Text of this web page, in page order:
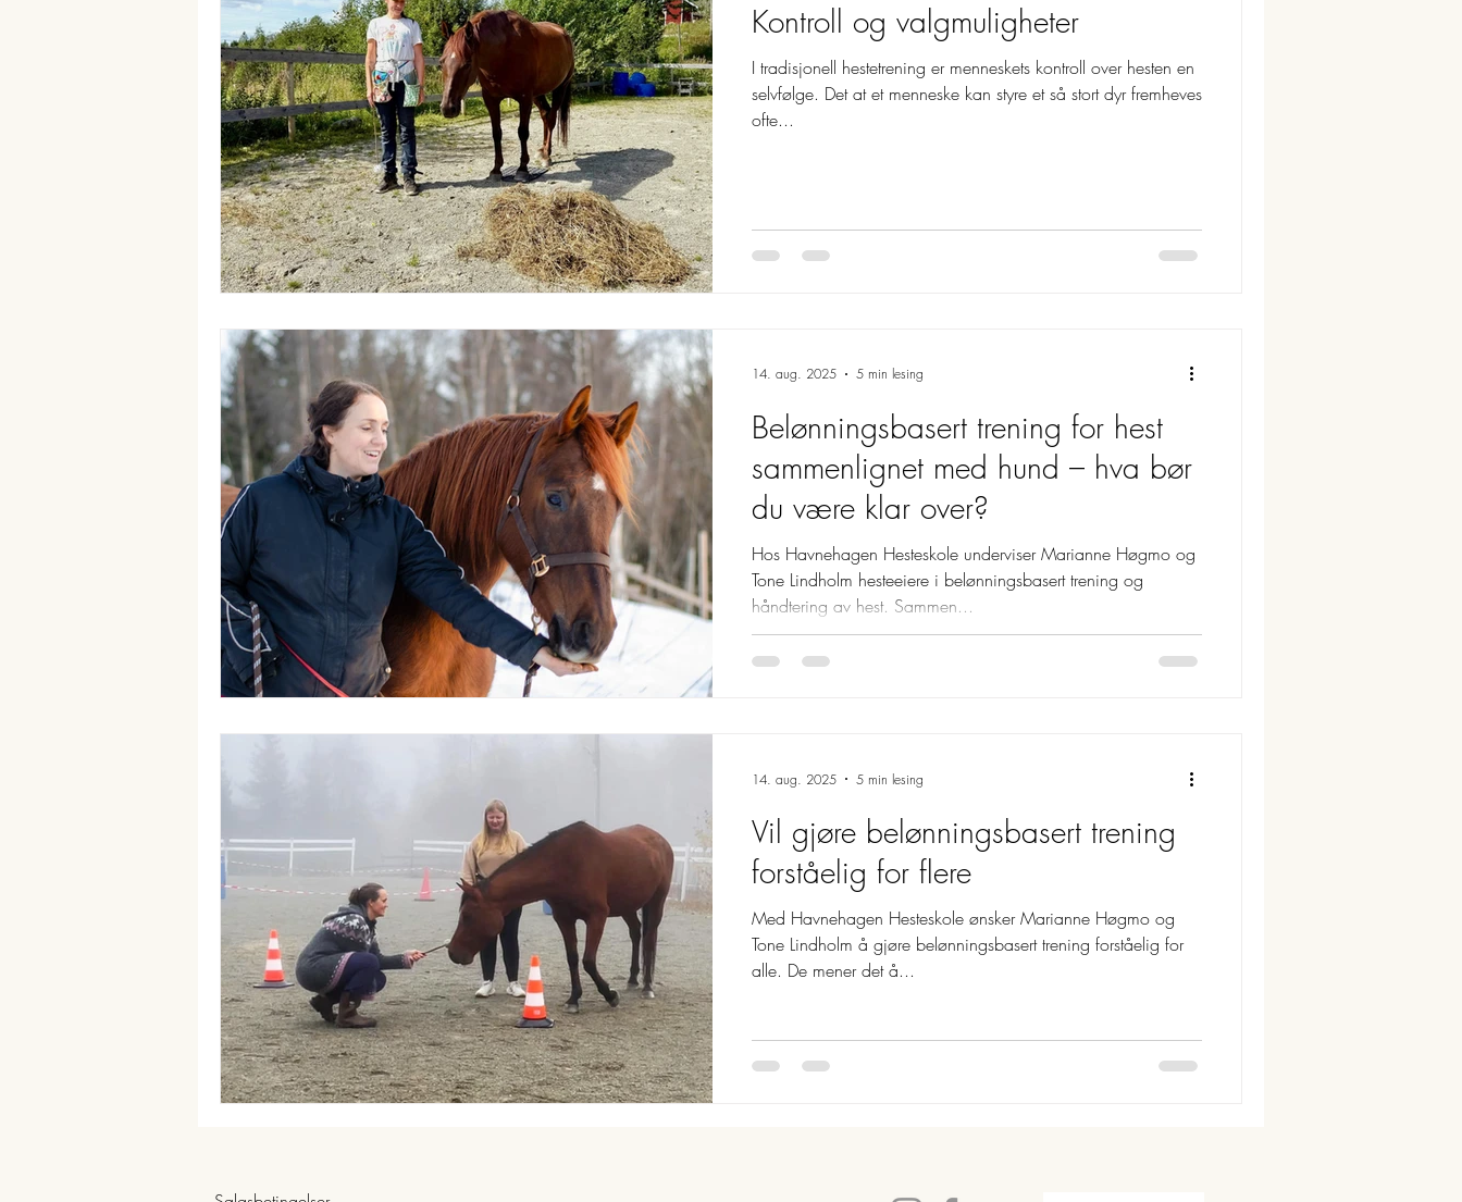
Kontroll og valgmuligheter
I tradisjonell hestetrening er menneskets kontroll over hesten en
selvfølge. Det at et menneske kan styre et så stort dyr fremheves
ofte...
Belønningsbasert trening for hest
sammenlignet med hund – hva bør
du være klar over?
Hos Havnehagen Hesteskole underviser Marianne Høgmo og
Tone Lindholm hesteeiere i belønningsbasert trening og
håndtering av hest. Sammen...
14. aug. 2025 5 min lesing
Vil gjøre belønningsbasert trening
forståelig for flere
Med Havnehagen Hesteskole ønsker Marianne Høgmo og
Tone Lindholm å gjøre belønningsbasert trening forståelig for
alle. De mener det å...
14. aug. 2025 5 min lesing